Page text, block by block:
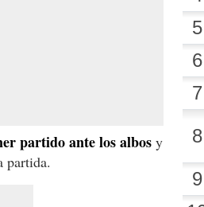
partido ante los albos y
partida.